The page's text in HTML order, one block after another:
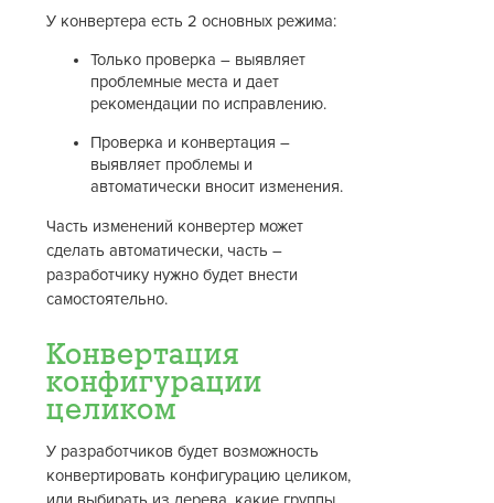
У конвертера есть 2 основных режима:
Только проверка – выявляет
проблемные места и дает
рекомендации по исправлению.
Проверка и конвертация –
выявляет проблемы и
автоматически вносит изменения.
Часть изменений конвертер может
сделать автоматически, часть –
разработчику нужно будет внести
самостоятельно.
Конвертация
конфигурации
целиком
У разработчиков будет возможность
конвертировать конфигурацию целиком,